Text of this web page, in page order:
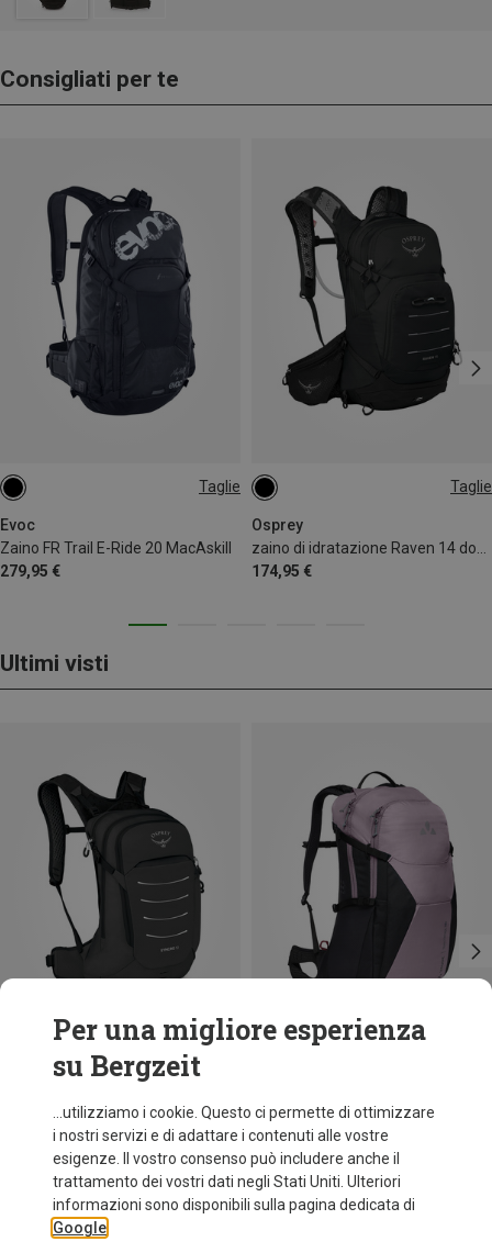
Consigliati per te
Taglie
Evoc
Zaino FR Trail E-Ride 20 MacAskill
279,95 €
20L | L-XL Taglie
Osprey
174,95 €
14L
Ultimi visti
Risparmi 16%
Per una migliore esperienza
su Bergzeit
...utilizziamo i cookie. Questo ci permette di ottimizzare
i nostri servizi e di adattare i contenuti alle vostre
esigenze. Il vostro consenso può includere anche il
trattamento dei vostri dati negli Stati Uniti. Ulteriori
informazioni sono disponibili sulla pagina dedicata di
Google